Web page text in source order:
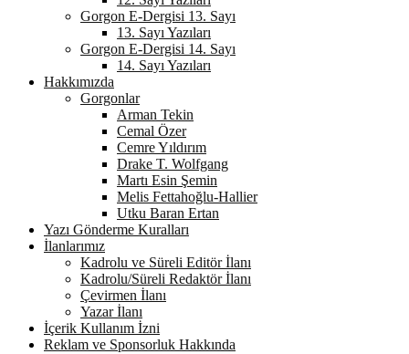
Gorgon E-Dergisi 13. Sayı
13. Sayı Yazıları
Gorgon E-Dergisi 14. Sayı
14. Sayı Yazıları
Hakkımızda
Gorgonlar
Arman Tekin
Cemal Özer
Cemre Yıldırım
Drake T. Wolfgang
Martı Esin Şemin
Melis Fettahoğlu-Hallier
Utku Baran Ertan
Yazı Gönderme Kuralları
İlanlarımız
Kadrolu ve Süreli Editör İlanı
Kadrolu/Süreli Redaktör İlanı
Çevirmen İlanı
Yazar İlanı
İçerik Kullanım İzni
Reklam ve Sponsorluk Hakkında